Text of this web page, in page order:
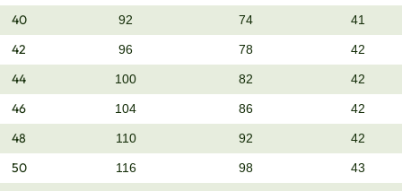
40 92 74 41
42 96 78 42
44 100 82 42
46 104 86 42
48 110 92 42
50 116 98 43